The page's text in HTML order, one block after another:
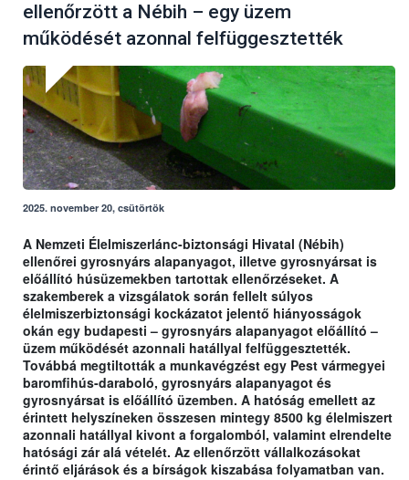
ellenőrzött a Nébih – egy üzem
működését azonnal felfüggesztették
2025. november 20, csütörtök
A Nemzeti Élelmiszerlánc-biztonsági Hivatal (Nébih)
ellenőrei gyrosnyárs alapanyagot, illetve gyrosnyársat is
előállító húsüzemekben tartottak ellenőrzéseket. A
szakemberek a vizsgálatok során fellelt súlyos
élelmiszerbiztonsági kockázatot jelentő hiányosságok
okán egy budapesti – gyrosnyárs alapanyagot előállító –
üzem működését azonnali hatállyal felfüggesztették.
Továbbá megtiltották a munkavégzést egy Pest vármegyei
baromfihús-daraboló, gyrosnyárs alapanyagot és
gyrosnyársat is előállító üzemben. A hatóság emellett az
érintett helyszíneken összesen mintegy 8500 kg élelmiszert
azonnali hatállyal kivont a forgalomból, valamint elrendelte
hatósági zár alá vételét. Az ellenőrzött vállalkozásokat
érintő eljárások és a bírságok kiszabása folyamatban van.